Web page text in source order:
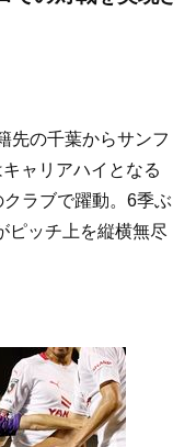
先の千葉からサンフ
ャリアハイとなる
ラブで躍動。6季ぶ
ピッチ上を縦横無尽